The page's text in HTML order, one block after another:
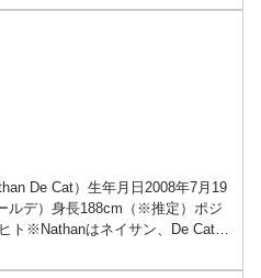
De Cat）生年月日2008年7月19
ルデ）身長188cm（※推定）ポジ
ト※Nathanはネイサン、De Catは